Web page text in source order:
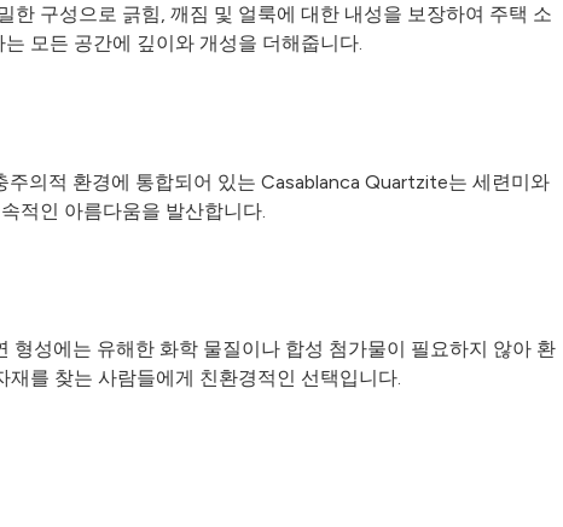
구성으로 긁힘, 깨짐 및 얼룩에 대한 내성을 보장하여 주택 소
모든 공간에 깊이와 개성을 더해줍니다.
의적 환경에 통합되어 있는 Casablanca Quartzite는 세련미와
적인 아름다움을 발산합니다.
성에는 유해한 화학 물질이나 합성 첨가물이 필요하지 않아 환
를 찾는 사람들에게 친환경적인 선택입니다.